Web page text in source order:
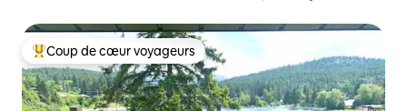
Coups de cœur voyageurs les plus appréciés
Coup de cœur voyageurs